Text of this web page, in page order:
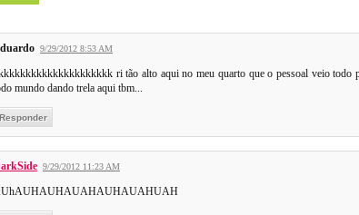
9/29/2012 8:53 AM
ri tão alto aqui no meu quarto que o pessoal veio todo
mundo dando trela aqui tbm...
Responder
9/29/2012 11:23 AM